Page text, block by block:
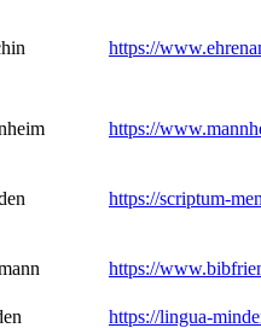
https://
https://
https://scriptum-
https://
https://lingua-